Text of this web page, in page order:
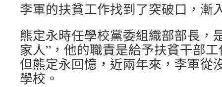
李軍的扶貧工作找到了突破口，漸
熊定永時任學校黨委組織部部長，
家人”，他的職責是給予扶貧干部
但熊定永回憶，近兩年來，李軍從
學校。